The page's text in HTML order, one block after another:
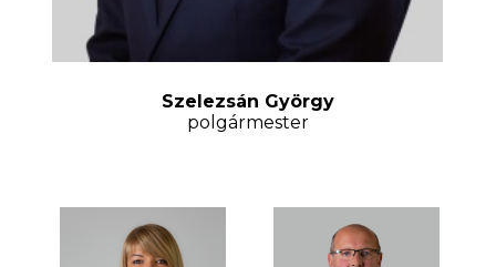
Szelezsán György
polgármester